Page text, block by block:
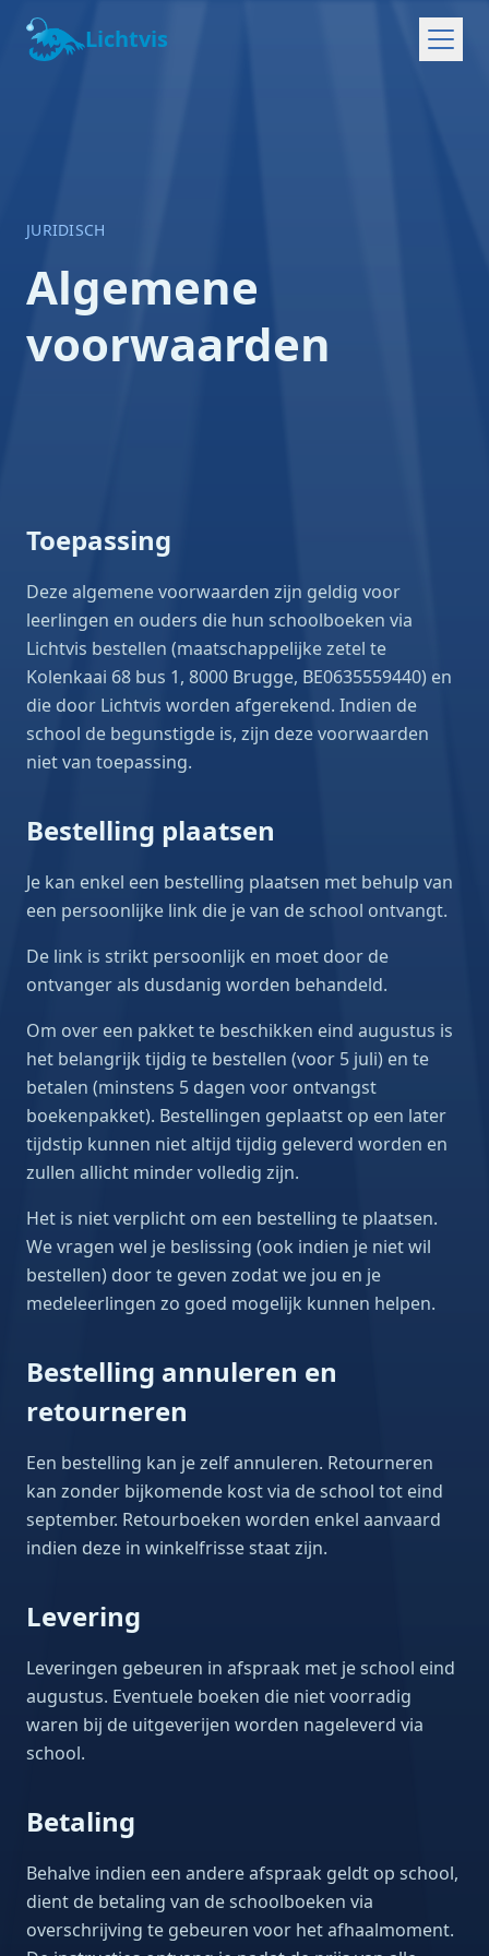
Lichtvis
JURIDISCH
Algemene
voorwaarden
Toepassing
Deze algemene voorwaarden zijn geldig voor
leerlingen en ouders die hun schoolboeken via
Lichtvis bestellen (maatschappelijke zetel te
Kolenkaai 68 bus 1, 8000 Brugge, BE0635559440) en
die door Lichtvis worden afgerekend. Indien de
school de begunstigde is, zijn deze voorwaarden
niet van toepassing.
Bestelling plaatsen
Je kan enkel een bestelling plaatsen met behulp van
een persoonlijke link die je van de school ontvangt.
De link is strikt persoonlijk en moet door de
ontvanger als dusdanig worden behandeld.
Om over een pakket te beschikken eind augustus is
het belangrijk tijdig te bestellen (voor 5 juli) en te
betalen (minstens 5 dagen voor ontvangst
boekenpakket). Bestellingen geplaatst op een later
tijdstip kunnen niet altijd tijdig geleverd worden en
zullen allicht minder volledig zijn.
Het is niet verplicht om een bestelling te plaatsen.
We vragen wel je beslissing (ook indien je niet wil
bestellen) door te geven zodat we jou en je
medeleerlingen zo goed mogelijk kunnen helpen.
Bestelling annuleren en
retourneren
Een bestelling kan je zelf annuleren. Retourneren
kan zonder bijkomende kost via de school tot eind
september. Retourboeken worden enkel aanvaard
indien deze in winkelfrisse staat zijn.
Levering
Leveringen gebeuren in afspraak met je school eind
augustus. Eventuele boeken die niet voorradig
waren bij de uitgeverijen worden nageleverd via
school.
Betaling
Behalve indien een andere afspraak geldt op school,
dient de betaling van de schoolboeken via
overschrijving te gebeuren voor het afhaalmoment.